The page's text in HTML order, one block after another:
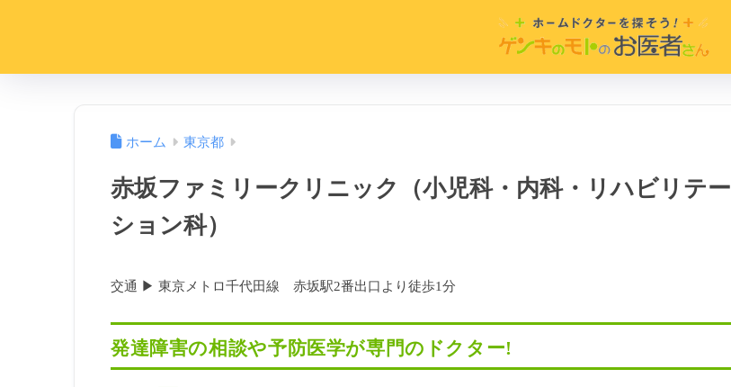
ホーム 東京都
赤坂ファミリークリニック（小児科・内科・リハビリテー
ション科）
交通 ▶︎ 東京メトロ千代田線 赤坂駅2番出口より徒歩1分
発達障害の相談や予防医学が専門のドクター!